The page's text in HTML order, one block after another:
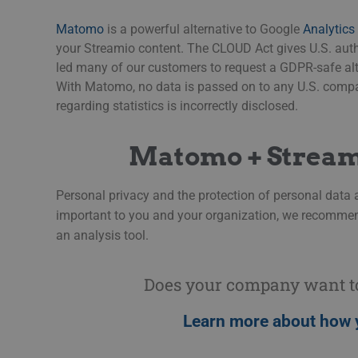
Matomo is a powerful alternative to Google Analytics
your Streamio content. The CLOUD Act gives U.S.
led many of our customers to request a GDPR-safe
With Matomo, no data is passed on to any U.S.
regarding statistics is incorrectly disclosed.
Matomo +
Personal privacy and the protection of personal
important to you and your organization, we
an analysis tool.
Does your company want
Learn more about how